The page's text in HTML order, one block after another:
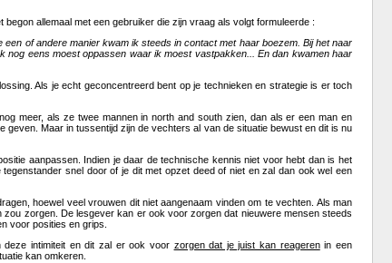
allemaal met een gebruiker die zijn vraag als volgt formuleerde :
of andere manier kwam ik steeds in contact met haar boezem. Bij het naar
eens moest oppassen waar ik moest vastpakken... En dan kwamen haar
Als je echt geconcentreerd bent op je technieken en strategie is er toch
meer, als ze twee mannen in north and south zien, dan als er een man en
Maar in tussentijd zijn de vechters al van de situatie bewust en dit is nu
aanpassen. Indien je daar de technische kennis niet voor hebt dan is het
snel door of je dit met opzet deed of niet en zal dan ook wel een
hoewel veel vrouwen dit niet aangenaam vinden om te vechten. Als man
zorgen. De lesgever kan er ook voor zorgen dat nieuwere mensen steeds
voor posities en grips.
intimiteit en dit zal er ook voor zorgen dat je juist kan reagerenin een
kan omkeren.